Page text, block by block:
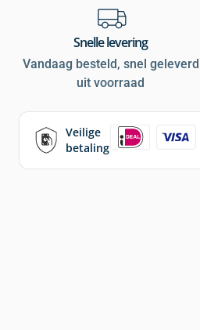
Snelle levering
Vandaag besteld, snel geleverd
uit voorraad
Veilige
betaling